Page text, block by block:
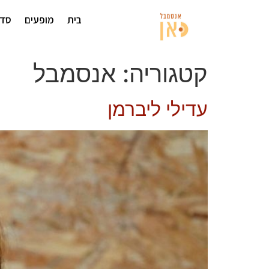
בית מופעים
קטגוריה: אנסמבל
עדילי ליברמן